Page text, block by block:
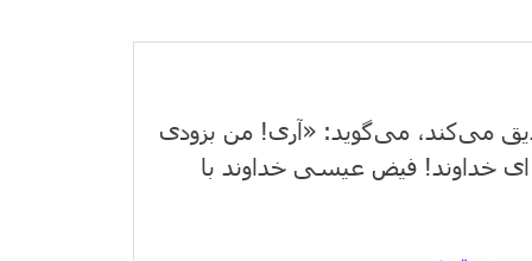
می‌كند، می‌گوید: «آری! من بزودی
خداوند! فیض عیسی خداوند با